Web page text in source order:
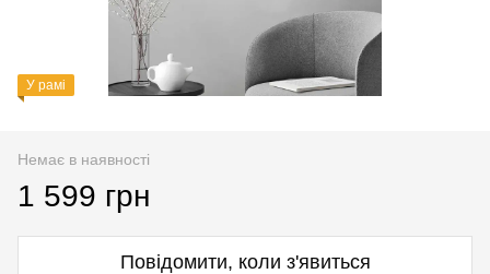
У рамі
Немає в наявності
1 599 грн
Повідомити, коли з'явиться